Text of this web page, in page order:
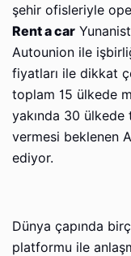
şehir ofisleriyle
Rent a car
Autounion ile
fiyatları ile dikkat
toplam 15 ülkede
yakında 30
vermesi beklenen
ediyor.
Dünya çapında
platformu ile